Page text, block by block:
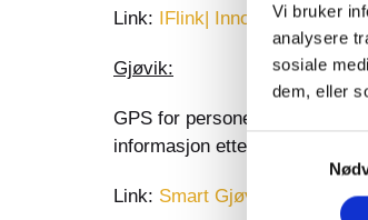
Vi bruker
analysere
sosiale
dem, eller
Samtykkevalg
Link: IFlink| Innovativ
Gjøvik:
GPS for personer med
informasjon etter hvert.
Link: Smart Gjøvik